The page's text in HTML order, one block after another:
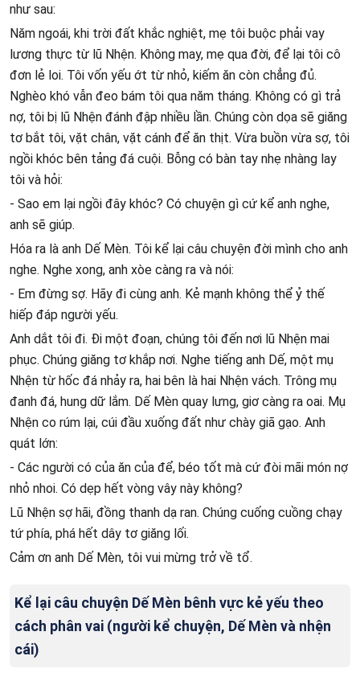
như sau:
Năm ngoái, khi trời đất khắc nghiệt, mẹ tôi buộc phải vay
lương thực từ lũ Nhện. Không may, mẹ qua đời, để lại tôi cô
đơn lẻ loi. Tôi vốn yếu ớt từ nhỏ, kiếm ăn còn chẳng đủ.
Nghèo khó vẫn đeo bám tôi qua năm tháng. Không có gì trả
nợ, tôi bị lũ Nhện đánh đập nhiều lần. Chúng còn dọa sẽ giăng
tơ bắt tôi, vặt chân, vặt cánh để ăn thịt. Vừa buồn vừa sợ, tôi
ngồi khóc bên tảng đá cuội. Bỗng có bàn tay nhẹ nhàng lay
tôi và hỏi:
- Sao em lại ngồi đây khóc? Có chuyện gì cứ kể anh nghe,
anh sẽ giúp.
Hóa ra là anh Dế Mèn. Tôi kể lại câu chuyện đời mình cho anh
nghe. Nghe xong, anh xòe càng ra và nói:
- Em đừng sợ. Hãy đi cùng anh. Kẻ mạnh không thể ỷ thế
hiếp đáp người yếu.
Anh dắt tôi đi. Đi một đoạn, chúng tôi đến nơi lũ Nhện mai
phục. Chúng giăng tơ khắp nơi. Nghe tiếng anh Dế, một mụ
Nhện từ hốc đá nhảy ra, hai bên là hai Nhện vách. Trông mụ
đanh đá, hung dữ lắm. Dế Mèn quay lưng, giơ càng ra oai. Mụ
Nhện co rúm lại, cúi đầu xuống đất như chày giã gạo. Anh
quát lớn:
- Các người có của ăn của để, béo tốt mà cứ đòi mãi món nợ
nhỏ nhoi. Có dẹp hết vòng vây này không?
Lũ Nhện sợ hãi, đồng thanh dạ ran. Chúng cuống cuồng chạy
tứ phía, phá hết dây tơ giăng lối.
Cảm ơn anh Dế Mèn, tôi vui mừng trở về tổ.
Kể lại câu chuyện Dế Mèn bênh vực kẻ yếu theo
cách phân vai (người kể chuyện, Dế Mèn và nhện
cái)